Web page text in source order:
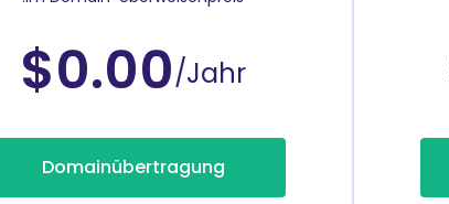
$0.00/Jahr
Domainübertragung